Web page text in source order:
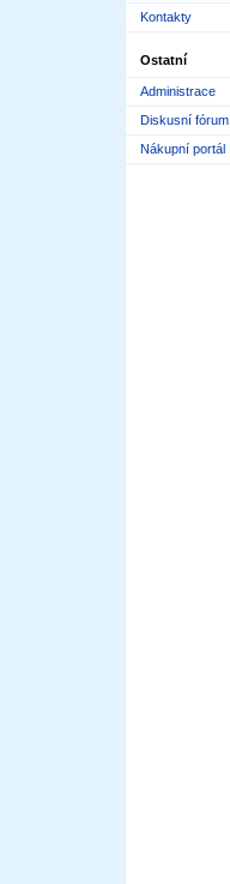
Kontakty
Ostatní
Administrace
Diskusní fórum
Nákupní portál